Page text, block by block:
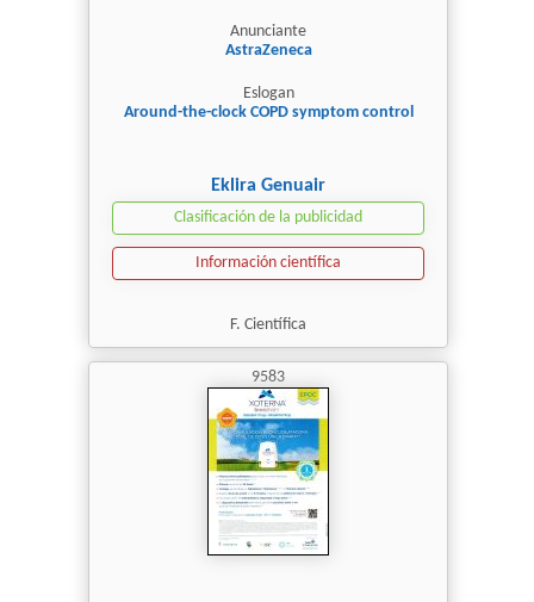
Anunciante
AstraZeneca
Eslogan
Around-the-clock COPD symptom control
Eklira Genuair
Clasificación de la publicidad
Información científica
F. Científica
9583